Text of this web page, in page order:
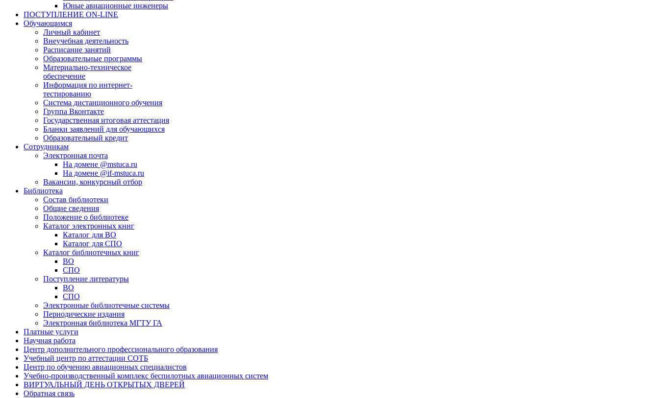
Юные авиационные инженеры
ПОСТУПЛЕНИЕ ON-LINE
Обучающимся
Личный кабинет
Внеучебная деятельность
Расписание занятий
Образовательные программы
Материально-техническое
обеспечение
Информация по интернет-
тестированию
Система дистанционного обучения
Группа Вконтакте
Государственная итоговая аттестация
Бланки заявлений для обучающихся
Образовательный кредит
Сотрудникам
Электронная почта
На домене @mstuca.ru
На домене @if-mstuca.ru
Вакансии, конкурсный отбор
Библиотека
Состав библиотеки
Общие сведения
Положение о библиотеке
Каталог электронных книг
Каталог для ВО
Каталог для СПО
Каталог библиотечных книг
ВО
СПО
Поступление литературы
ВО
СПО
Электронные библиотечные системы
Периодические издания
Электронная библиотека МГТУ ГА
Платные услуги
Научная работа
Центр дополнительного профессионального образования
Учебный центр по аттестации СОТБ
Центр по обучению авиационных специалистов
Учебно-производственный комплекс беспилотных авиационных систем
ВИРТУАЛЬНЫЙ ДЕНЬ ОТКРЫТЫХ ДВЕРЕЙ
Обратная связь